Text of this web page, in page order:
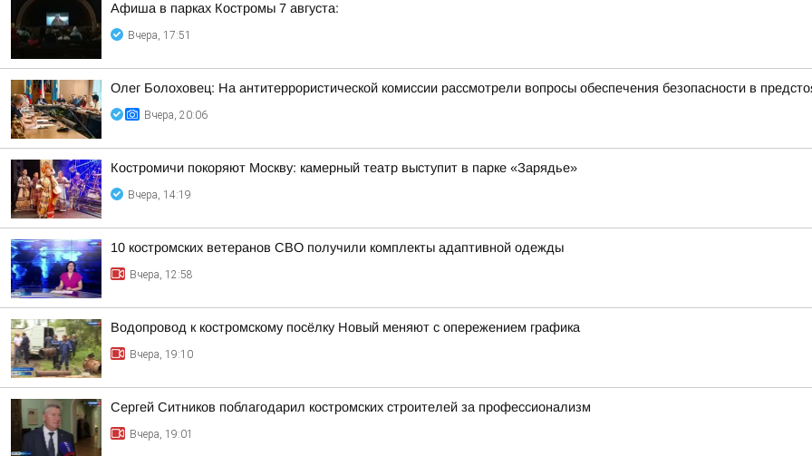
Афиша в парках Костромы 7 августа:
Вчера, 17:51
Олег Болоховец: На антитеррористической комиссии рассмотрели вопросы обеспечения безопасности в
Вчера, 20:06
Костромичи покоряют Москву: камерный театр выступит в парке «Зарядье»
Вчера, 14:19
10 костромских ветеранов СВО получили комплекты адаптивной одежды
Вчера, 12:58
Водопровод к костромскому посёлку Новый меняют с опережением графика
Вчера, 19:10
Сергей Ситников поблагодарил костромских строителей за профессионализм
Вчера, 19:01